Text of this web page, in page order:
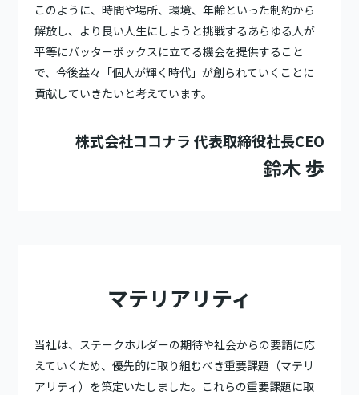
このように、時間や場所、環境、年齢といった制約から
解放し、より良い人生にしようと挑戦するあらゆる人が
平等にバッターボックスに立てる機会を提供すること
で、今後益々「個人が輝く時代」が創られていくことに
貢献していきたいと考えています。
株式会社ココナラ 代表取締役社長CEO
鈴木 歩
マテリアリティ
当社は、ステークホルダーの期待や社会からの要請に応
えていくため、優先的に取り組むべき重要課題（マテリ
アリティ）を策定いたしました。これらの重要課題に取